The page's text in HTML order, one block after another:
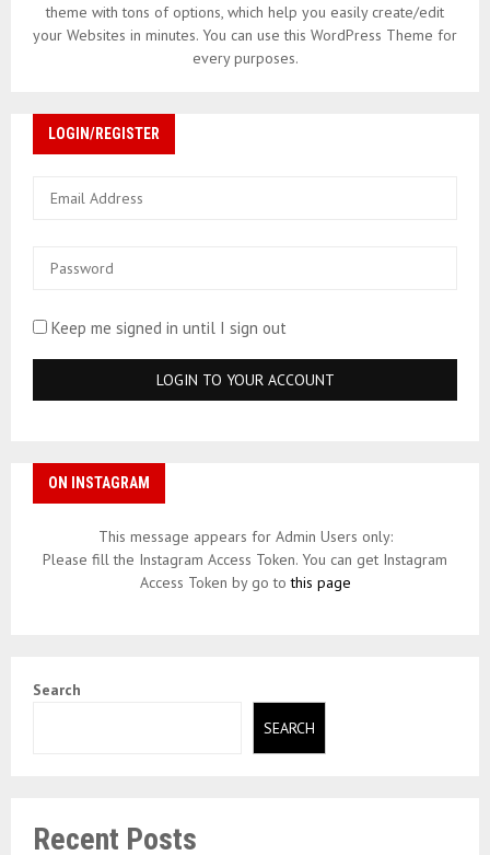
theme with tons of options, which help you easily create/edit
your Websites in minutes. You can use this WordPress Theme for
every purposes.
LOGIN/REGISTER
Keep me signed in until I sign out
ON INSTAGRAM
This message appears for Admin Users only:
Please fill the Instagram Access Token. You can get Instagram
Access Token by go tothis page
Search
SEARCH
Recent Posts